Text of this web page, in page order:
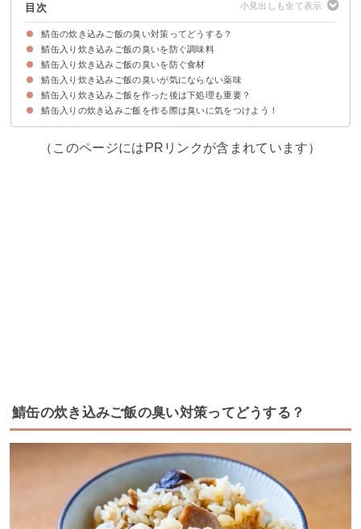
目次
鯖缶の炊き込みご飯の臭い対策ってどうする？
鯖缶入りの炊き込みご飯が臭くなる原因
鯖缶入り炊き込みご飯の臭いを防ぐ調味料
①料理酒・みりんなどアルコール系の調味料を入れる
②酢を入れる
鯖缶入り炊き込みご飯の臭いを防ぐ食材
①ごぼう
②梅干し
③生姜
④玄米
鯖缶入り炊き込みご飯の臭いが気にならない薬味
①ネギ
②大葉
鯖缶入り炊き込みご飯を作った後は下処理も重要？
炊飯したあとの炊飯器の臭いを取る方法
缶詰の臭いを残さない捨て方
鯖缶入りの炊き込みご飯を作る際は臭いに気をつけよう！
（このページにはPRリンクが含まれています）
鯖缶の炊き込みご飯の臭い対策ってどうする？